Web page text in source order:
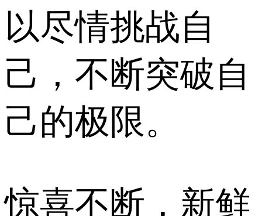
以尽情挑战自
己，不断突破自
己的极限。
惊喜不断，新鲜